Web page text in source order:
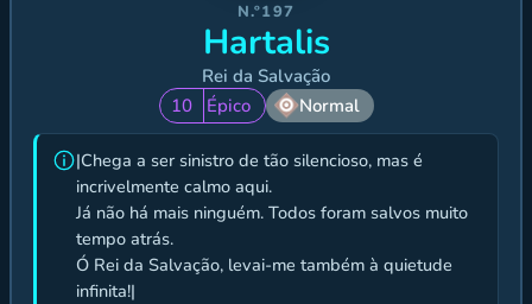
N.º197
Hartalis
Rei da Salvação
10
Épico Normal
|Chega a ser sinistro de tão silencioso, mas é
incrivelmente calmo aqui.
Já não há mais ninguém. Todos foram salvos muito
tempo atrás.
Ó Rei da Salvação, levai-me também à quietude
infinita!|